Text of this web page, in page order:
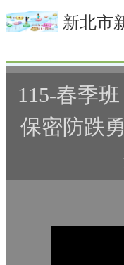
新北市
115-春季
保密防跌